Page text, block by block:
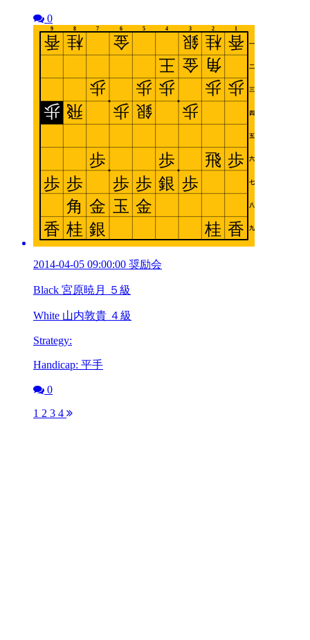
0
2014-04-05 09:00:00 奨励会
Black 宮原暁月 ５級
White 山内敦貴 ４級
Strategy:
Handicap: 平手
0
1 2 3 4